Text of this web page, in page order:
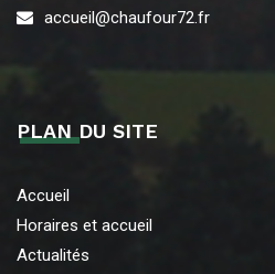
accueil@chaufour72.fr
PLAN DU SITE
Accueil
Horaires et accueil
Actualités